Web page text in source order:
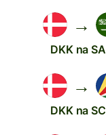
→
DKK na
→
DKK na